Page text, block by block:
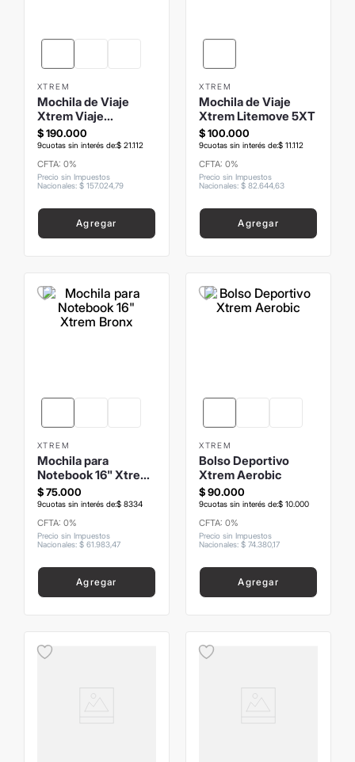
XTREM
Mochila de Viaje
Xtrem Viaje
Discovery
$ 190.000
9cuotas sin interés de:$ 21112
CFTA: 0%
Precio sin Impuestos
Nacionales: $ 157.024,79
Agregar
XTREM
Mochila de Viaje
Xtrem Litemove 5XT
$100.000
9cuotas sin interés de:$ 11112
CFTA: 0%
Precio sin Impuestos
Nacionales: $ 82 64463
Agregar
XTREM
Mochila para
Notebook 16" Xtrem
Bronx
$ 75.000
9cuotas sin interés de:$ 8334
CFTA: 0%
Precio sin Impuestos
Nacionales: $ 61 983,47
Agregar
XTREM
Bolso Deportivo
Xtrem Aerobic
$90.000
9cuotas sin interés de:$ 10000
CFTA: 0%
Precio sin Impuestos
Nacionales: $ 7438017
Agregar
9.
10.